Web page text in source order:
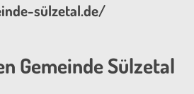
sülzetal.de/
Gemeinde Sülzetal